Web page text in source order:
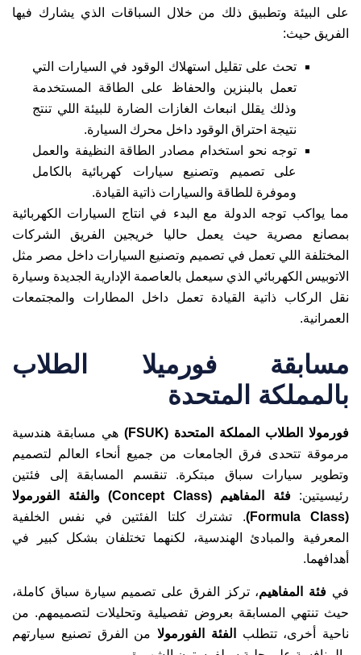
على البيئة وتطبيق ذلك من خلال السباقات الذي يشارك فيها
الفريق حيث:
تحث على تقليل استهلاك الوقود في السيارات التي
تعمل بالبنزين والحفاظ على الطاقة المستخدمة
وذلك يقلل انبعاث الغازات الضارة للبيئة اللي تنتج
نتيجة احتراق الوقود داخل محرك السيارة.
توجه نحو استخدام مصادر الطاقة النظيفة والعمل
على تصميم وتصنيع سيارات كهربائية بالكامل
وموفرة للطاقة والسيارات ذاتية القيادة.
مما يواكب توجه الدولة مع البدء في انتاج السيارات الكهربائية
بمصانع مصرية حيث يعمل حاليا خريجين الفريق الشركات
المختلفة اللي تعمل في تصميم وتصنيع السيارات داخل مصر مثل
الاتوبيس الكهربائي الذي سيعمل بالعاصمة الإدارية الجديدة وسيارة
نقل الركاب ذاتية القيادة تعمل داخل المطارات والمجتمعات
العمرانية.
مسابقة فورميلا الطلاب
بالمملكة المتحدة
فورمولا الطلاب المملكة المتحدة (FSUK)
هي مسابقة هندسية
مرموقة تتحدى فرق الجامعات من جميع أنحاء العالم لتصميم
وتطوير سيارات سباق مبتكرة. تنقسم المسابقة إلى فئتين
رئيسيتين:
فئة المفاهيم (Concept Class) والفئة الفورمولا
(Formula Class)
. تشترك كلتا الفئتين في نفس الخلفية
المعرفية والمبادئ الهندسية، لكنهما تختلفان بشكل كبير في
أهدافهما.
في فئة المفاهيم، تركز الفرق على تصميم سيارة سباق كاملة،
حيث تنتهي المسابقة بعروض تفصيلية وتحليلات لتصميمهم. من
ناحية أخرى، تتطلب
الفئة الفورمولا من الفرق تصنيع سيارتهم